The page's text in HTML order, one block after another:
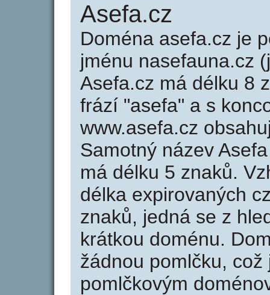
Asefa.cz
Doména asefa.cz je
jménu nasefauna.cz
Asefa.cz má délku 8
frází "asefa" a s
www.asefa.cz
Samotný název
má délku 5 znaků.
délka expirovaných
znaků, jedná se z
krátkou doménu.
žádnou pomlčku,
pomlčkovým